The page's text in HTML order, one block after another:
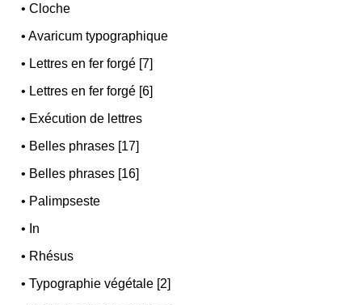
•Cloche
•Avaricum typographique
• Lettres en fer forgé [7]
• Lettres en fer forgé [6]
• Exécution de lettres
• Belles phrases [17]
• Belles phrases [16]
• Palimpseste
• In
• Rhésus
•Typographie végétale [2]